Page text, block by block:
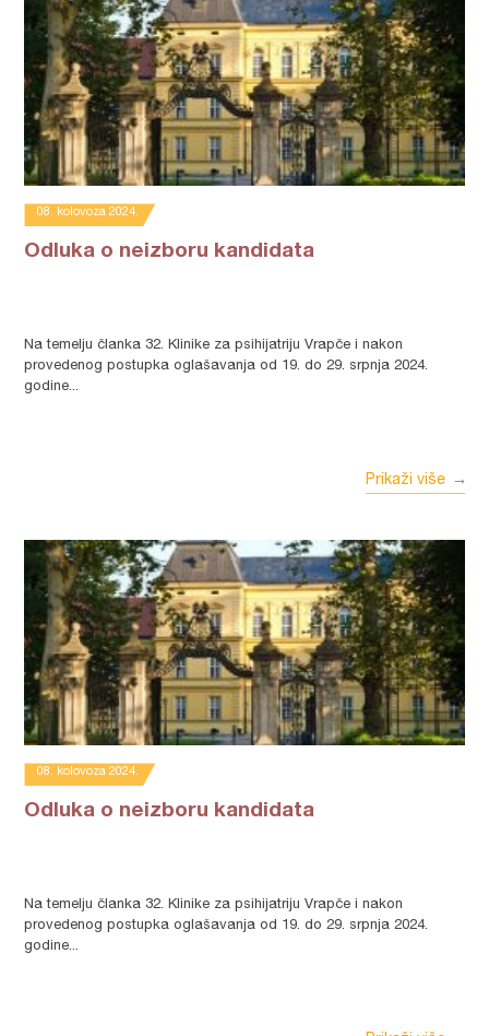
08. kolovoza 2024.
Odluka o neizboru kandidata
Na temelju članka 32. Klinike za psihijatriju Vrapče i nakon
provedenog postupka oglašavanja od 19. do 29. srpnja 2024.
godine...
Prikaži više
08. kolovoza 2024.
Odluka o neizboru kandidata
Na temelju članka 32. Klinike za psihijatriju Vrapče i nakon
provedenog postupka oglašavanja od 19. do 29. srpnja 2024.
godine...